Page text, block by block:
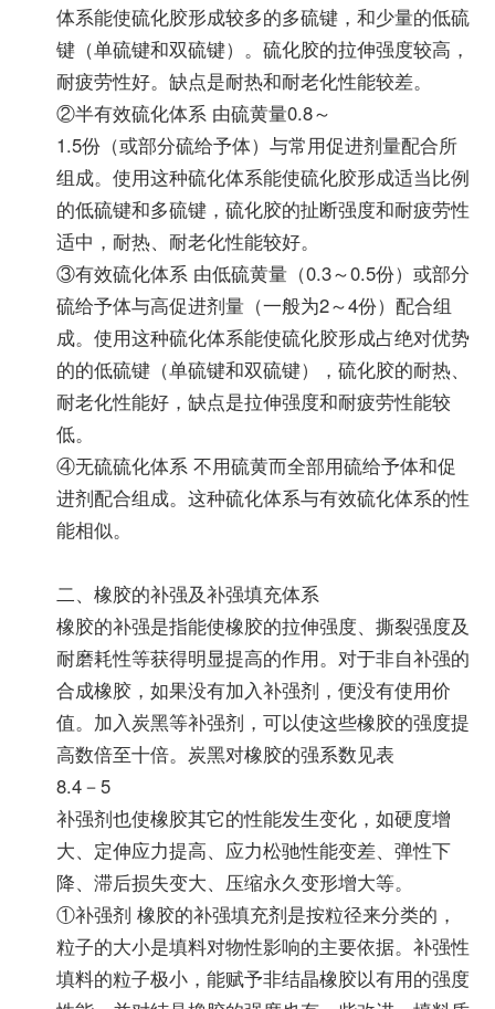
体系能使硫化胶形成较多的多硫键，和少量的低硫
键（单硫键和双硫键）。硫化胶的拉伸强度较高，
耐疲劳性好。缺点是耐热和耐老化性能较差。
②半有效硫化体系 由硫黄量0.8～
1.5份（或部分硫给予体）与常用促进剂量配合所
组成。使用这种硫化体系能使硫化胶形成适当比例
的低硫键和多硫键，硫化胶的扯断强度和耐疲劳性
适中，耐热、耐老化性能较好。
③有效硫化体系 由低硫黄量（0.3～0.5份）或部分
硫给予体与高促进剂量（一般为2～4份）配合组
成。使用这种硫化体系能使硫化胶形成占绝对优势
的的低硫键（单硫键和双硫键），硫化胶的耐热、
耐老化性能好，缺点是拉伸强度和耐疲劳性能较
低。
④无硫硫化体系 不用硫黄而全部用硫给予体和促
进剂配合组成。这种硫化体系与有效硫化体系的性
能相似。
二、橡胶的补强及补强填充体系
橡胶的补强是指能使橡胶的拉伸强度、撕裂强度及
耐磨耗性等获得明显提高的作用。对于非自补强的
合成橡胶，如果没有加入补强剂，便没有使用价
值。加入炭黑等补强剂，可以使这些橡胶的强度提
高数倍至十倍。炭黑对橡胶的强系数见表
8.4－5
补强剂也使橡胶其它的性能发生变化，如硬度增
大、定伸应力提高、应力松驰性能变差、弹性下
降、滞后损失变大、压缩永久变形增大等。
①补强剂 橡胶的补强填充剂是按粒径来分类的，
粒子的大小是填料对物性影响的主要依据。补强性
填料的粒子极小，能赋予非结晶橡胶以有用的强度